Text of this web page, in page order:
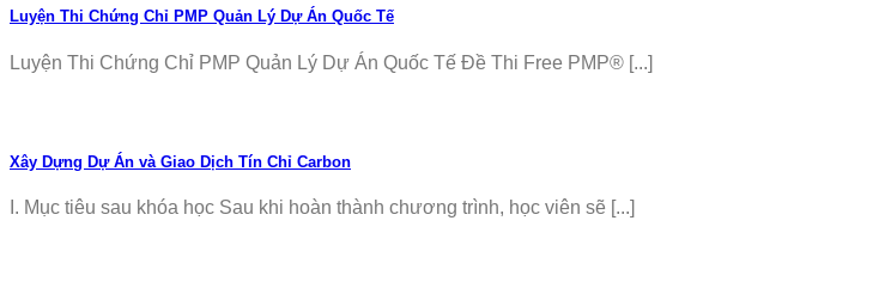
Luyện Thi Chứng Chỉ PMP Quản Lý Dự Án Quốc Tế
Luyện Thi Chứng Chỉ PMP Quản Lý Dự Án Quốc Tế Đề Thi Free PMP® [...]
Xây Dựng Dự Án và Giao Dịch Tín Chỉ Carbon
I. Mục tiêu sau khóa học Sau khi hoàn thành chương trình, học viên sẽ [...]